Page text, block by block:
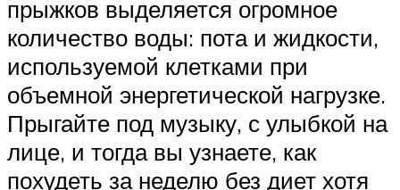
прыжков выделяется огромное
количество воды: пота и жидкости,
используемой клетками при
объемной энергетической нагрузке.
Прыгайте под музыку, с улыбкой на
лице, и тогда вы узнаете, как
похудеть за неделю без диет хотя